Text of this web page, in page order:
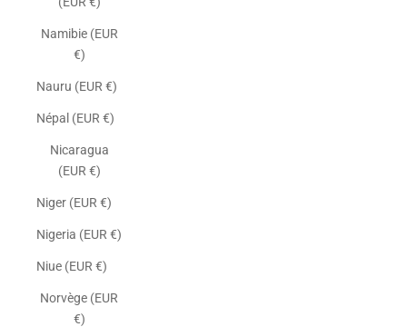
Namibie (EUR
€)
Nauru (EUR €)
Népal (EUR €)
Nicaragua
(EUR €)
Niger (EUR €)
Nigeria (EUR €)
Niue (EUR €)
Norvège (EUR
€)